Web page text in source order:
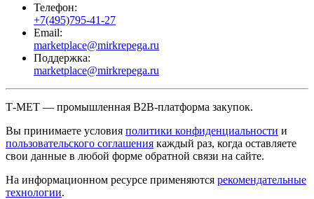
Телефон:
+7(495)795-41-27
Email:
marketplace@mirkrepega.ru
Поддержка:
marketplace@mirkrepega.ru
Т-МЕТ — промышленная B2B-платформа закупок.
Вы принимаете условия политики конфиденциальности и
пользовательского соглашения каждый раз, когда оставляете
свои данные в любой форме обратной связи на сайте.
На информационном ресурсе применяются рекомендательные
технологии.